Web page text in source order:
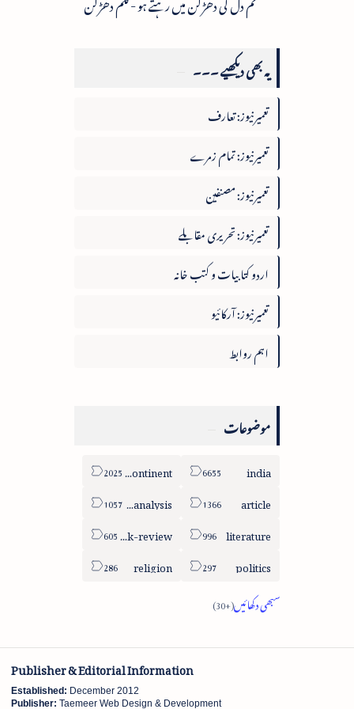
یہ بھی دیکھیے ۔۔۔
تعمیرنیوز: تعارف
تعمیرنیوز: تمام زمرے
تعمیرنیوز: مصنفین
تعمیرنیوز: تحریری مقابلے
اردو کتابیات و کتب خانہ
تعمیرنیوز: آرکائیو
اہم روابط
موضوعات
india
sub-continent
article
column-analysis
literature
book-review
politics
religion
Publisher & Editorial Information
Established: December 2012
Publisher: Taemeer Web Design & Development